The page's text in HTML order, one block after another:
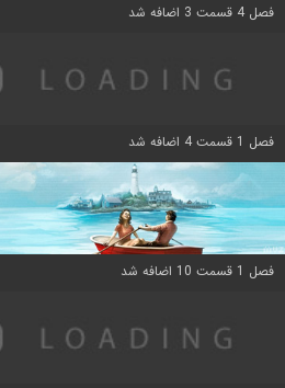
فصل 4 قسمت 3 اضافه شد
فصل 1 قسمت 4 اضافه شد
فصل 1 قسمت 10 اضافه شد